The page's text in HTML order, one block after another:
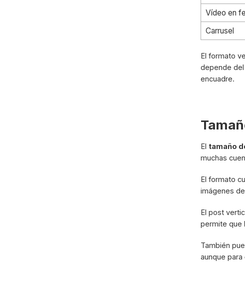
Vídeo en
Carrusel
El formato
depende del
encuadre.
El tamaño
muchas
El formato
imágenes
El post
permite que
También
aunque